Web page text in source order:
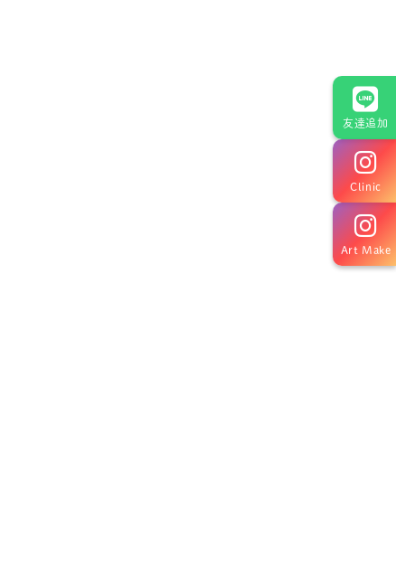
友達追加
Clinic
Art Make